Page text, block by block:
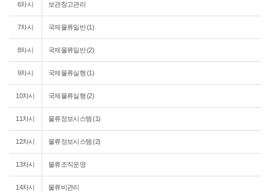
6차시 보관창고관리
7차시 국제물류일반 (1)
8차시 국제물류일반 (2)
9차시 국제물류실행 (1)
10차시 국제물류실행 (2)
11차시 물류정보시스템 (1)
12차시 물류정보시스템 (2)
13차시 물류조직운영
14차시 물류비관리